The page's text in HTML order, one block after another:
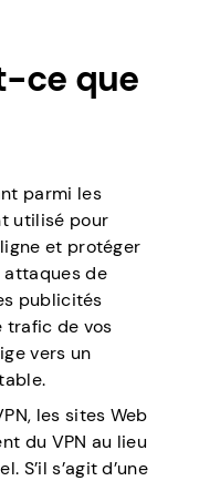
ce que
parmi les
utilisé pour
et protéger
attaques de
publicités
trafic de vos
vers un
les sites Web
du VPN au lieu
S’il s’agit d’une